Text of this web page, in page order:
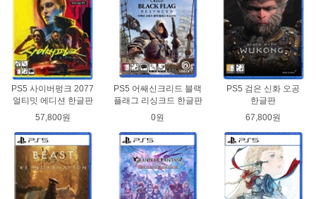
PS5 사이버펑크 2077
얼티밋 에디션 한글판
57,800원
PS5 어쌔신크리드 블랙
플래그 리싱크드 한글판
0원
PS5 검은 신화 오공
한글판
67,800원